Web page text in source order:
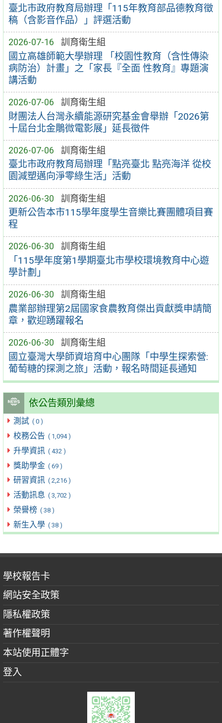
臺北市政府教育局辦理「115年教育部品德教育徵
稿（含影音作品）」評選活動
2026-07-16 訓育衛生組
國立高雄師範大學辦理 「校園性教育（含性傳染
病防治）計畫」之「家長『全面 性教育』專題演
講活動
2026-07-06 訓育衛生組
財團法人台灣永續能源研究基金會舉辦「2026第
十屆台北金鵰微電影展」延長徵件
2026-07-06 訓育衛生組
臺北市政府教育局辦理「點亮臺北 點亮海洋 從校
園減塑邁向淨零綠生活」活動
2026-06-30 訓育衛生組
更新公告本市115學年度學生音樂比賽團體項目賽
程
2026-06-30 訓育衛生組
「115學年度第1學期臺北市學校環境教育中心遊
學計劃」
2026-06-30 訓育衛生組
農業部辦理第2屆國家食農教育傑出貢獻獎申請簡
章，歡迎踴躍報名
2026-06-30 訓育衛生組
國立臺灣大學師資培育中心團隊「中學生探索營:
葡萄糖的探測之旅」活動，報名時間延長通知
依公告類別彙總
測試 ( 0 )
校務公告 ( 1,094 )
升學資訊 ( 432 )
獎助學金 ( 69 )
研習資訊 ( 2,216 )
活動訊息 ( 3,702 )
榮譽榜 ( 38 )
新生入學 ( 38 )
學校報告卡
網站安全政策
隱私權政策
著作權聲明
本站使用正體字
登入